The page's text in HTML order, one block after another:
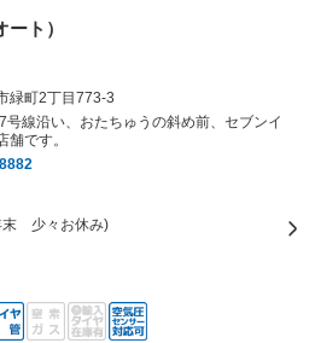
ト）
緑町2丁目773-3
号線沿い、おたちゅうの斜め前、セブンイ
舗です。
末 少々お休み)